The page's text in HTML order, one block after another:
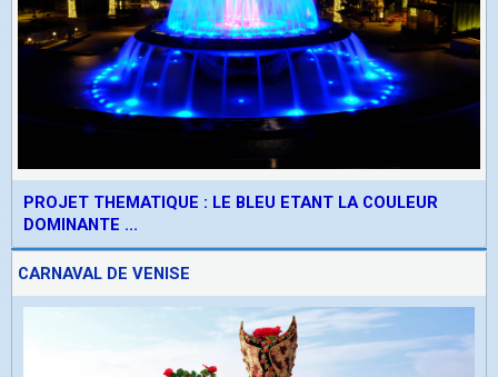
PROJET THEMATIQUE : LE BLEU ETANT LA COULEUR
DOMINANTE ...
CARNAVAL DE VENISE